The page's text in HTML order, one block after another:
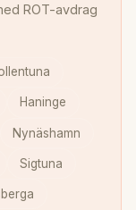
ROT-avdrag
Haninge
Nynäshamn
Sigtuna